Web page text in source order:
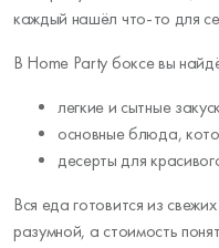
каждый нашёл что-то для
В Home Party боксе вы
легкие и сытные
основные блюда,
десерты для
Вся еда готовится из
разумной, а стоимость